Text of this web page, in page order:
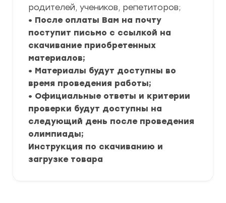
родителей, учеников, репетиторов;
• После оплаты Вам на почту
поступит письмо с ссылкой на
скачивание приобретенных
материалов;
• Материалы будут доступны во
время проведения работы;
• Официальные ответы и критерии
проверки будут доступны на
следующий день после проведения
олимпиады;
Инструкция по скачиванию и
загрузке товара